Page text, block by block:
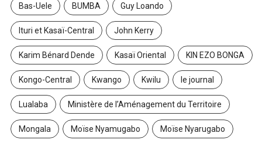
Bas-Uele BUMBA Guy Loando
Ituri et Kasaï-Central John Kerry
Karim Bénard Dende Kasaï Oriental KIN EZO BONGA
Kongo-Central Kwango Kwilu le journal
Lualaba Ministère de l’Aménagement du Territoire
Mongala Moïse Nyamugabo Moïse Nyarugabo